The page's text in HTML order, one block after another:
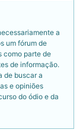
a
um fórum de
como parte de
de informação.
de buscar a
e opiniões
do ódio e da